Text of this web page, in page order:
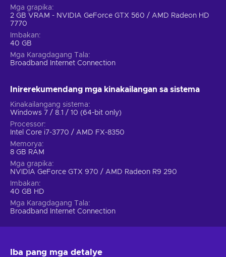
Mga grapika
2 GB VRAM - NVIDIA GeForce GTX 560 / AMD Radeon HD
7770
Imbakan
40 GB
Mga Karagdagang Tala
Broadband Internet Connection
Inirerekumendang mga kinakailangan sa sistema
Kinakailangang sistema
Windows 7 / 8.1 / 10 (64-bit only)
Processor
Intel Core i7-3770 / AMD FX-8350
Memorya
8 GB RAM
Mga grapika
NVIDIA GeForce GTX 970 / AMD Radeon R9 290
Imbakan
40 GB HD
Mga Karagdagang Tala
Broadband Internet Connection
Iba pang mga detalye